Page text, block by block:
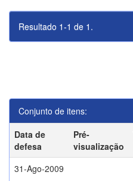
Resultado 1-1 de 1.
Conjunto de itens:
Data de
defesa
Pré-
visualização
31-Ago-2009